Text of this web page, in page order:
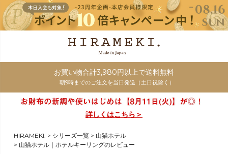
お買い物合計3,980円以上で送料無料
朝9時までのご注文を当日発送（土日祝除く）
詳しくはこちら＞
HIRAMEKI. シリーズ一覧
山猫ホテル
山猫ホテル｜ホテルキーリングのレビュー